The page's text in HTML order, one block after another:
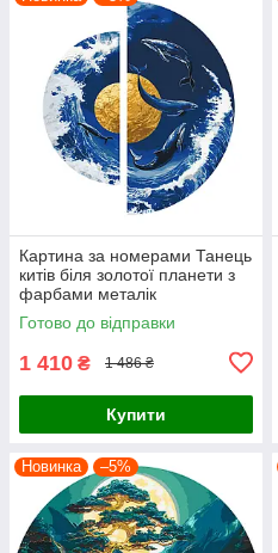
Картина за номерами Танець
китів біля золотої планети з
фарбами металік
(напівкруги) 70*70 Origami
(OSR1002)
Готово до відправки
1 410 ₴ 1 486 ₴
Купити
Новинка –5%